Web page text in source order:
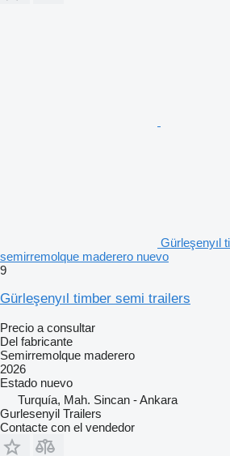
Gürleşenyıl
semirremolque maderero nuevo
9
Gürleşenyıl timber semi trailers
Precio a consultar
Del fabricante
Semirremolque maderero
2026
Estado nuevo
Turquía, Mah. Sincan - Ankara
Gurlesenyil Trailers
Contacte con el vendedor